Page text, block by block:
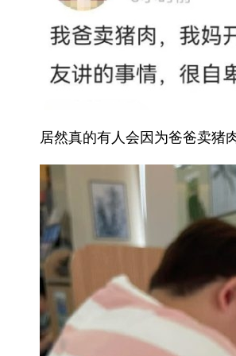
居然真的有人会因为爸爸卖猪